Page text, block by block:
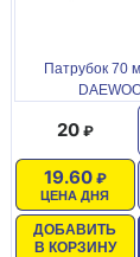
Патрубок 70
20
ЦЕНА ДНЯ
19.60
ДОБАВИТЬ
В КОРЗИНУ